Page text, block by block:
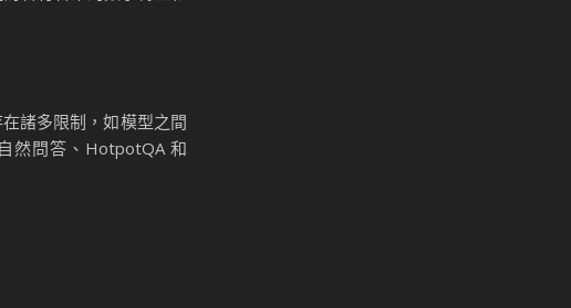
諸多限制，如模型之間
然問答、HotpotQA 和